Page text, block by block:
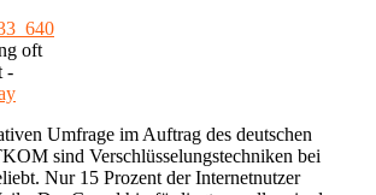
oft
-
Umfrage im Auftrag des deutschen
sind Verschlüsselungstechniken bei
Nur 15 Prozent der Internetnutzer